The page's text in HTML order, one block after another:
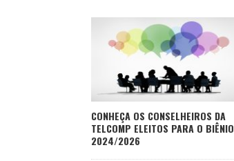
CONHEÇA OS CONSELHEIROS DA
TELCOMP ELEITOS PARA O BIÊNIO
2024/2026